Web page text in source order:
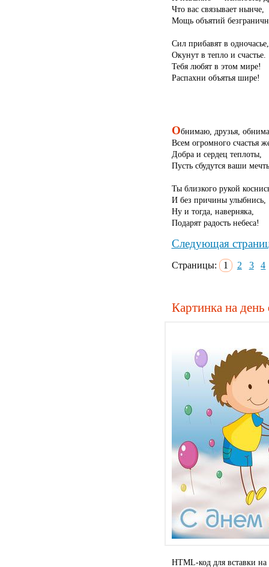
Что вас связывает нынче,
Мощь объятий
Сил прибавят в одночасье,
Окунут в тепло и счастье.
Тебя любят в этом мире!
Распахни объятья шире!
Обнимаю, друзья,
Всем огромного счастья
Добра и сердец теплоты,
Пусть сбудутся ваши
Ты близкого рукой
И без причины улыбнись,
Ну и тогда, наверняка,
Подарят радость небеса!
Следующая
Страницы: 1 2 3 4
Картинка на день
HTML-код для вставки на